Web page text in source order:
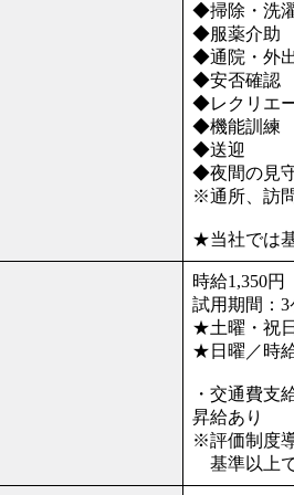
◆掃除・洗
◆服薬介助
◆通院・外
◆安否確認
◆レクリエ
◆機能訓練
◆送迎
◆夜間の見
※通所、訪
★当社では
時給1,350
試用期間：
★土曜・祝
★日曜／時
・交通費支
昇給あり
※評価制度
基準以上